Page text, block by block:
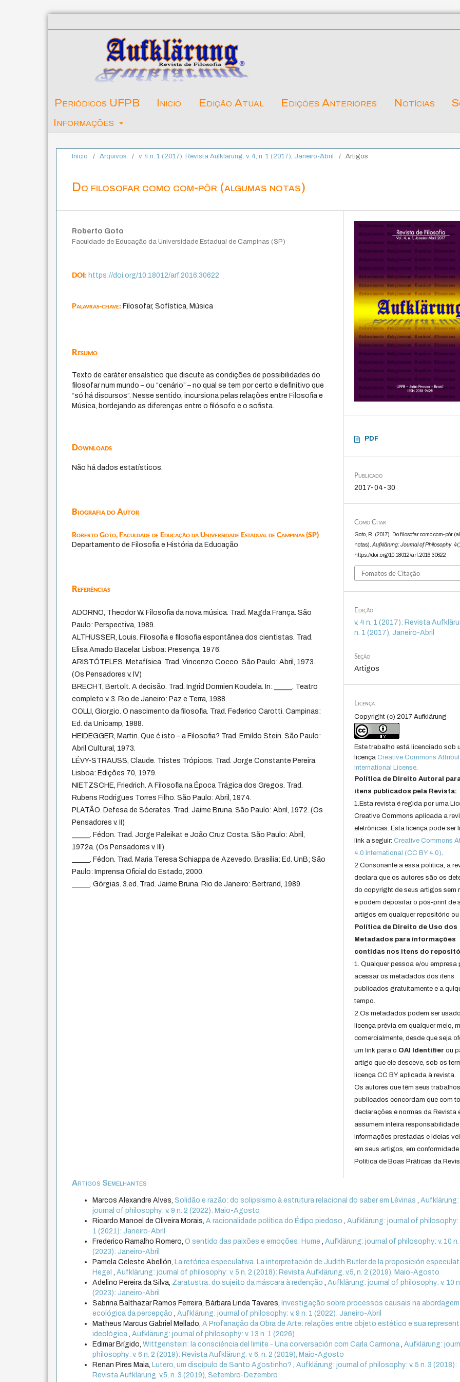
Periódicos UFPB Inicio Edição Atual Edições Anteriores Notícias
Informações
Início / Arquivos / v. 4 n. 1 (2017): Revista Aufklärung. v. 4, n. 1 (2017), Janeiro-Abril / Artigos
Do filosofar como com-pôr (algumas notas)
Roberto Goto
Faculdade de Educação da Universidade Estadual de Campinas (SP)
DOI:https://doi.org/10.18012/arf.2016.30622
Palavras-chave:Filosofar, Sofística, Música
Resumo
Texto de caráter ensaístico que discute as condições de possibilidades do
filosofar num mundo – ou “cenário” – no qual se tem por certo e definitivo que
“só há discursos”. Nesse sentido, incursiona pelas relações entre Filosofia e
Música, bordejando as diferenças entre o filósofo e o sofista.
Downloads
Não há dados estatísticos.
Biografia do Autor
Roberto Goto,Faculdade de Educação da Universidade Estadual de Campinas (SP)
Departamento de Filosofia e História da Educação
Referências
ADORNO, Theodor W. Filosofia da nova música. Trad. Magda França. São
Paulo: Perspectiva, 1989.
ALTHUSSER, Louis. Filosofia e filosofia espontânea dos cientistas. Trad.
Elisa Amado Bacelar. Lisboa: Presença, 1976.
ARISTÓTELES. Metafísica. Trad. Vincenzo Cocco. São Paulo: Abril, 1973.
(Os Pensadores v. IV)
BRECHT, Bertolt. A decisão. Trad. Ingrid Dormien Koudela. In: _____. Teatro
completo v. 3. Rio de Janeiro: Paz e Terra, 1988.
COLLI, Giorgio. O nascimento da filosofia. Trad. Federico Carotti. Campinas:
Ed. da Unicamp, 1988.
HEIDEGGER, Martin. Que é isto – a Filosofia? Trad. Ernildo Stein. São Paulo:
Abril Cultural, 1973.
LÉVY-STRAUSS, Claude. Tristes Trópicos. Trad. Jorge Constante Pereira.
Lisboa: Edições 70, 1979.
NIETZSCHE, Friedrich. A Filosofia na Época Trágica dos Gregos. Trad.
Rubens Rodrigues Torres Filho. São Paulo: Abril, 1974.
PLATÃO. Defesa de Sócrates. Trad. Jaime Bruna. São Paulo: Abril, 1972. (Os
Pensadores v. II)
_____. Fédon. Trad. Jorge Paleikat e João Cruz Costa. São Paulo: Abril,
1972a. (Os Pensadores v. III)
_____. Fédon. Trad. Maria Teresa Schiappa de Azevedo. Brasília: Ed. UnB; São
Paulo: Imprensa Oficial do Estado, 2000.
_____. Górgias. 3.ed. Trad. Jaime Bruna. Rio de Janeiro: Bertrand, 1989.
PDF
Publicado
2017-04-30
Como Citar
Goto, R. (2017). Do filosofar como com-pôr
notas).Aufklärung: Journal of Philosophy,4
https://doi.org/10.18012/arf.2016.30622
Fomatos de Citação
Edição
v. 4 n. 1 (2017): Revista
n. 1 (2017), Janeiro-Abril
Seção
Artigos
Licença
Copyright (c) 2017 Aufklärung
Este trabalho está licenciado sob
licençaCreative Commons
International License.
Política de Direito Autoral
itens publicados pela Revista:
1.Esta revista é regida por uma
Creative Commons aplicada a
eletrônicas. Esta licença pode ser
link a seguir:Creative Commons
4.0 International (CC BY 4.0).
2.Consonante a essa politica, a
declara que os autores são os
do copyright de seus artigos sem
e podem depositar o pós-print de
artigos em qualquer repositório ou
Política de Direito de Uso dos
Metadados para informações
contidas nos itens do
1. Qualquer pessoa e/ou empresa
acessar os metadados dos itens
publicados gratuitamente e a
tempo.
2.Os metadados podem ser
licença prévia em qualquer meio,
comercialmente, desde que seja
um link para o OAI Identifier ou
artigo que ele desceve, sob os
licença CC BY aplicada à revista.
Os autores que têm seus trabalhos
publicados concordam que com
declarações e normas da Revista
assumem inteira responsabilidade
informações prestadas e ideias
em seus artigos, em
Política de Boas Práticas da
Artigos Semelhantes
Marcos Alexandre Alves,Solidão e razão: do solipsismo à estrutura relacional do saber em Lévinas,Aufklärung:
journal of philosophy: v. 9 n. 2 (2022): Maio-Agosto
Ricardo Manoel de Oliveira Morais,A racionalidade política do Édipo piedoso,Aufklärung: journal of philosophy:
1 (2021): Janeiro-Abril
Frederico Ramalho Romero,O sentido das paixões e emoções: Hume,Aufklärung: journal of philosophy: v. 10 n.
(2023): Janeiro-Abril
Pamela Celeste Abellón, La retórica especulativa. La interpretación de Judith Butler de la proposición
Hegel,Aufklärung: journal of philosophy: v. 5 n. 2 (2018): Revista Aufklärung. v.5, n. 2 (2019), Maio-Agosto
Adelino Pereira da Silva, Zaratustra: do sujeito da máscara à redenção,Aufklärung: journal of philosophy: v. 10
(2023): Janeiro-Abril
Sabrina Balthazar Ramos Ferreira, Bárbara Linda Tavares, Investigação sobre processos causais na abordagem
ecológica da percepção,Aufklärung: journal of philosophy: v. 9 n. 1 (2022): Janeiro-Abril
Matheus Marcus Gabriel Mellado,A Profanação da Obra de Arte: relações entre objeto estético e sua
ideológica,Aufklärung: journal of philosophy: v. 13 n. 1 (2026)
Edimar Brígido,Wittgenstein: la consciéncia del limite - Una corversación com Carla Carmona,Aufklärung:
philosophy: v. 6 n. 2 (2019): Revista Aufklärung. v. 6, n. 2 (2019), Maio-Agosto
Renan Pires Maia, Lutero, um discípulo de Santo Agostinho?,Aufklärung: journal of philosophy: v. 5 n. 3 (2018):
Revista Aufklärung. v.5, n. 3 (2019), Setembro-Dezembro